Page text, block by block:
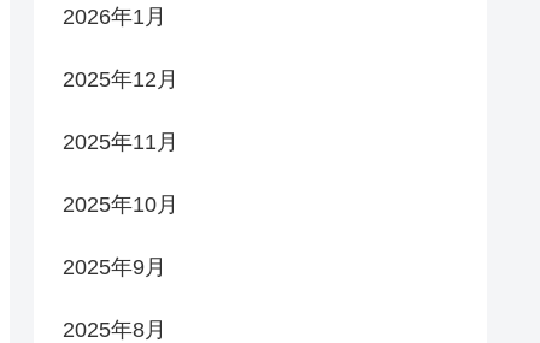
2026年1月
2025年12月
2025年11月
2025年10月
2025年9月
2025年8月